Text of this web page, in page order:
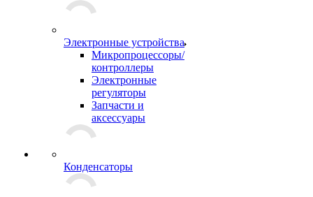
Электронные устройства
Микропроцессоры/
контроллеры
Электронные
регуляторы
Запчасти и
аксессуары
Конденсаторы